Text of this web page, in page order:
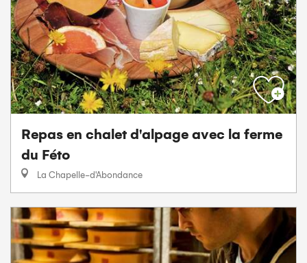
Repas en chalet d'alpage avec la ferme
du Féto
La Chapelle-d'Abondance